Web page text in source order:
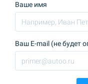
Ваше имя
Ваш E-mail (не будет